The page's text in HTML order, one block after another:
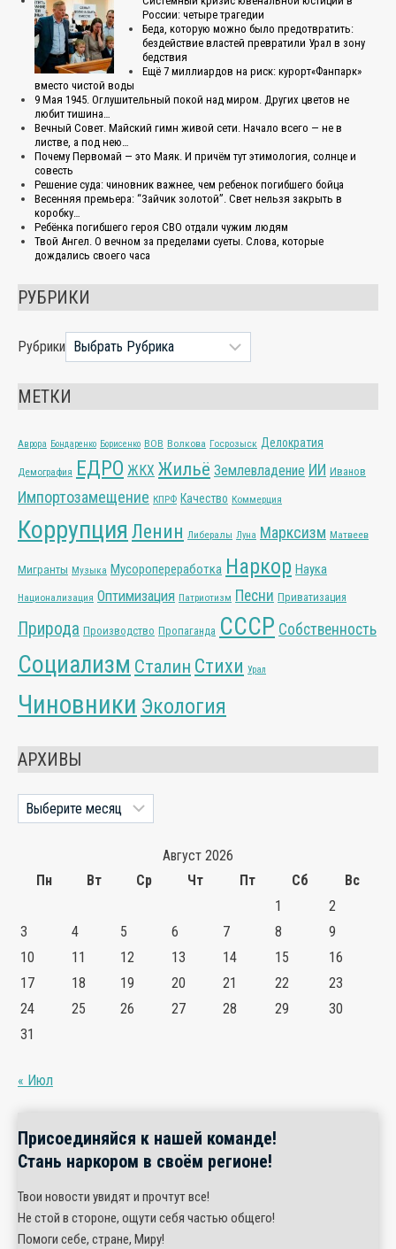
России: четыре трагедии
Беда, которую можно было предотвратить:
бездействие властей превратили Урал в зону
бедствия
Ещё 7 миллиардов на риск: курорт«Фанпарк»
вместо чистой воды
9 Мая 1945. Оглушительный покой над миром. Других цветов не
любит тишина…
Вечный Совет. Майский гимн живой сети. Начало всего — не в
листве, а под нею…
Почему Первомай — это Маяк. И причём тут этимология, солнце и
совесть
Решение суда: чиновник важнее, чем ребенок погибшего бойца
Весенняя премьера: “Зайчик золотой”. Свет нельзя закрыть в
коробку…
Ребёнка погибшего героя СВО отдали чужим людям
Твой Ангел. О вечном за пределами суеты. Слова, которые
дождались своего часа
РУБРИКИ
Рубрики
МЕТКИ
Аврора Бондаренко Борисенко ВОВ Волкова Госрозыск Делократия
Демография ЕДРО ЖКХ Жильё Землевладение ИИ Иванов
Импортозамещение КПРФ Качество Коммерция
Коррупция Ленин Либералы Луна Марксизм Матвеев
Мигранты Музыка Мусоропереработка Наркор Наука
Национализация Оптимизация Патриотизм Песни Приватизация
Природа Производство Пропаганда СССР Собственность
Социализм Сталин Стихи Урал
Чиновники Экология
АРХИВЫ
Архивы
Август 2026
Пн
Вт Ср Чт Пт Сб
Вс
1
2
3
4 5 6 7 8
9
10
11 12 13 14 15
16
17
18 19 20 21 22
23
24
25 26 27 28 29
30
31
« Июл
Присоединяйся к нашей команде!
Стань наркором в своём регионе!
Твои новости увидят и прочтут все!
Не стой в стороне, ощути себя частью общего!
Помоги себе, стране, Миру!